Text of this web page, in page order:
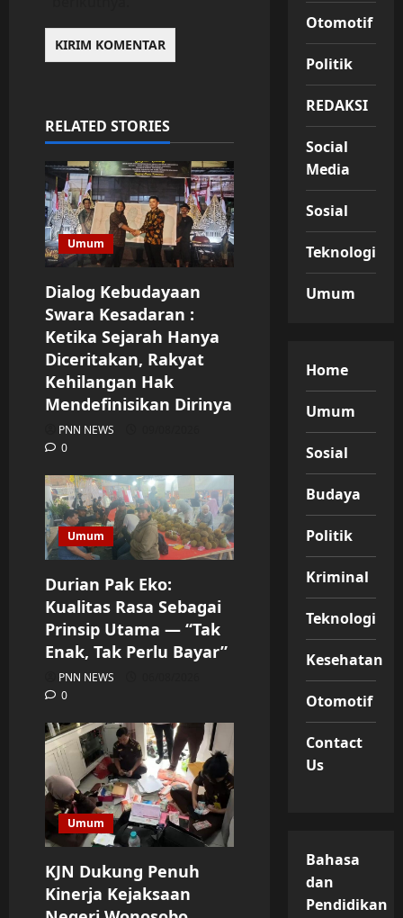
RELATED STORIES
Umum
Dialog Kebudayaan
Swara Kesadaran :
Ketika Sejarah Hanya
Diceritakan, Rakyat
Kehilangan Hak
Mendefinisikan Dirinya
PNN NEWS
0
Umum
Durian Pak Eko:
Kualitas Rasa Sebagai
Prinsip Utama — “Tak
Enak, Tak Perlu Bayar”
PNN NEWS
0
Umum
KJN Dukung Penuh
Kinerja Kejaksaan
Otomotif
Politik
REDAKSI
Social
Media
Sosial
Teknologi
Umum
Home
Umum
Sosial
Budaya
Politik
Kriminal
Teknologi
Kesehatan
Otomotif
Contact
Us
Bahasa
dan
Pendidikan